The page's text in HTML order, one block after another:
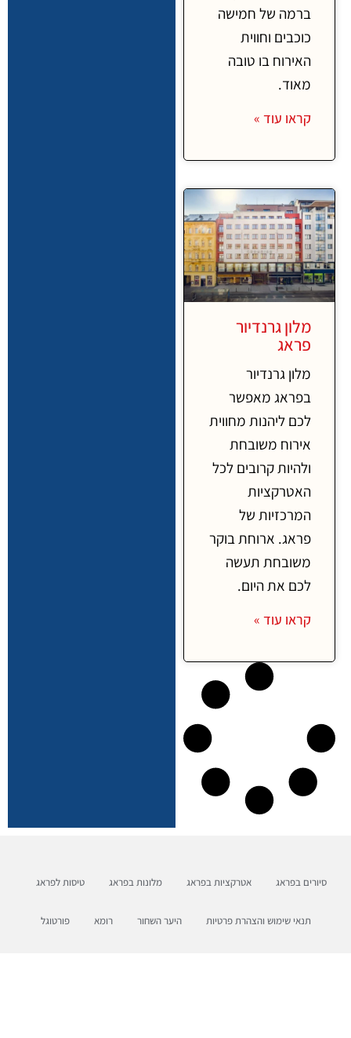
ברמה של חמישה
כוכבים וחווית
האירוח בו טובה
מאוד.
קראו עוד »
מלון גרנדיור
פראג
מלון גרנדיור
בפראג מאפשר
לכם ליהנות מחווית
אירוח משובחת
ולהיות קרובים לכל
האטרקציות
המרכזיות של
פראג. ארוחת בוקר
משובחת תעשה
לכם את היום.
קראו עוד »
סיורים בפראג אטרקציות בפראג מלונות בפראג טיסות לפראג
תנאי שימוש והצהרת פרטיות היער השחור רומא פורטוגל